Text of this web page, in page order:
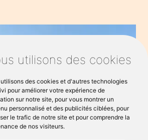
utilisons des cookies
des cookies et d'autres technologies
pour améliorer votre expérience de
sur notre site, pour vous montrer un
personnalisé et des publicités ciblées, pour
le trafic de notre site et pour comprendre la
de nos visiteurs.